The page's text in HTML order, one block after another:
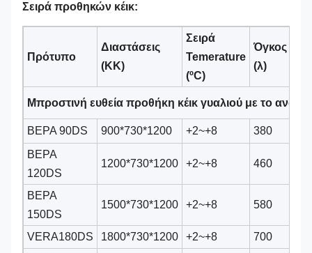
Σειρά προθηκών κέικ:
Πρότυπο
Διαστάσεις
(ΚΚ)
Σειρά
Temerature
(ºC)
Όγκος
(λ)
Μπροστινή ευθεία προθήκη κέικ γυαλιού με το
ΒΕΡΑ 90DS 900*730*1200 +2~+8 380
ΒΕΡΑ
120DS
1200*730*1200 +2~+8 460
ΒΕΡΑ
150DS
1500*730*1200 +2~+8 580
VERA180DS 1800*730*1200 +2~+8 700